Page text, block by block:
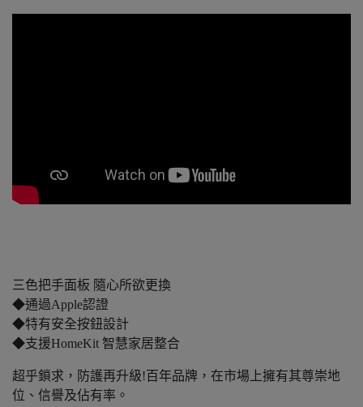
三色把手面板 隨心所欲更換
◆通過Apple認證
◆特有安全按鈕設計
◆支援HomeKit 智慧家居整合
超乎鎖求，防護再升級!百年品牌，在市場上擁有其尊崇地
位、信譽及佔有率。